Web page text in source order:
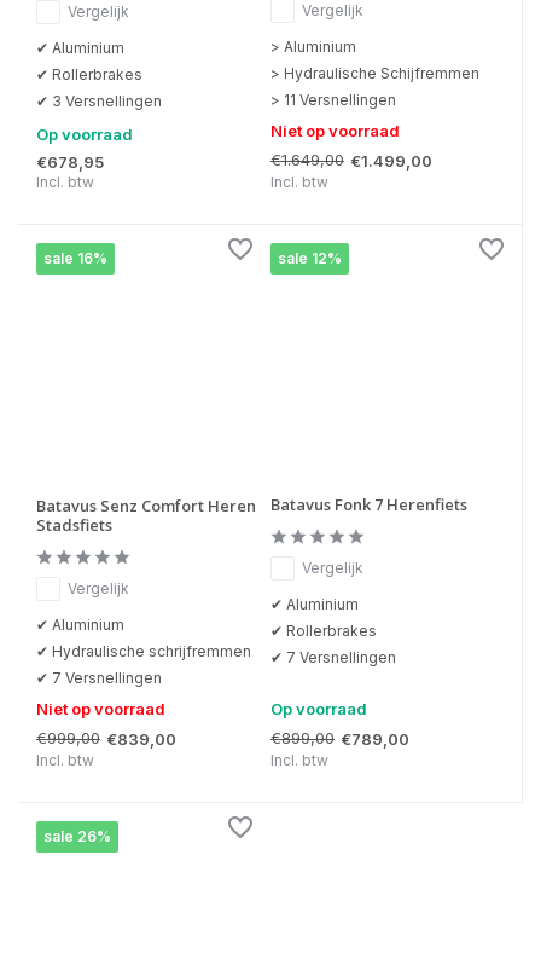
Vergelijk
✔ Aluminium
✔ Rollerbrakes
✔ 3 Versnellingen
Op voorraad
€678,95
Incl. btw
Vergelijk
> Aluminium
> Hydraulische Schijfremmen
> 11 Versnellingen
Niet op voorraad
€1.649,00 €1.499,00
Incl. btw
sale 16%
Batavus Senz Comfort Heren
Stadsfiets
Vergelijk
✔ Aluminium
✔ Hydraulische schrijfremmen
✔ 7 Versnellingen
Niet op voorraad
€999,00 €839,00
Incl. btw
sale 12%
Batavus Fonk 7 Herenfiets
Vergelijk
✔ Aluminium
✔ Rollerbrakes
✔ 7 Versnellingen
Op voorraad
€899,00 €789,00
Incl. btw
sale 26%